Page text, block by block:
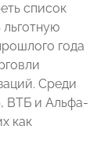
список
льготную
года
Среди
ВТБ и Альфа-
как